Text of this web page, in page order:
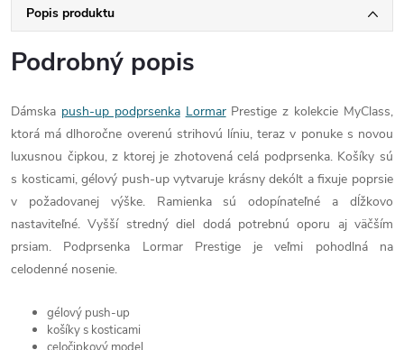
Popis produktu
Podrobný popis
Dámska push-up podprsenka LormarPrestige z kolekcie MyClass,
ktorá má dlhoročne overenú strihovú líniu, teraz v ponuke s novou
luxusnou čipkou, z ktorej je zhotovená celá podprsenka. Košíky sú
s kosticami, gélový push-up vytvaruje krásny dekólt a fixuje poprsie
v požadovanej výške. Ramienka sú odopínateľné a dĺžkovo
nastaviteľné. Vyšší stredný diel dodá potrebnú oporu aj väčším
prsiam. Podprsenka Lormar Prestige je veľmi pohodlná na
celodenné nosenie.
gélový push-up
košíky s kosticami